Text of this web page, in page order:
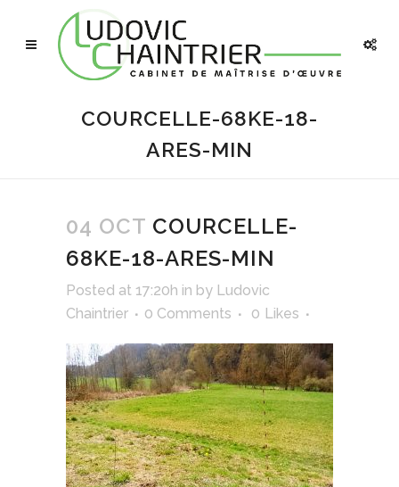
COURCELLE-68KE-18-
ARES-MIN
04 OCT COURCELLE-
68KE-18-ARES-MIN
Posted at 17:20h in by Ludovic
Chaintrier
0 Comments 0 Likes